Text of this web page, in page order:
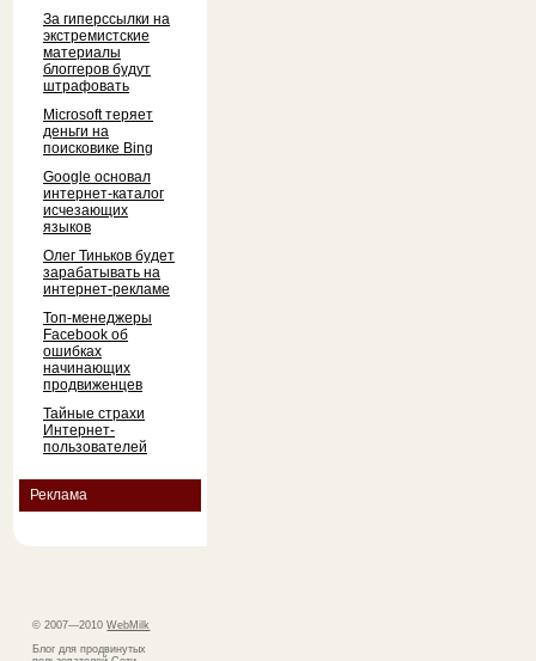
За гиперссылки на
экстремистские
материалы
блоггеров будут
штрафовать
Microsoft теряет
деньги на
поисковике Bing
Google основал
интернет-каталог
исчезающих
языков
Олег Тиньков будет
зарабатывать на
интернет-рекламе
Топ-менеджеры
Facebook об
ошибках
начинающих
продвиженцев
Тайные страхи
Интернет-
пользователей
Реклама
© 2007—2010WebMilk
Блог для продвинутых